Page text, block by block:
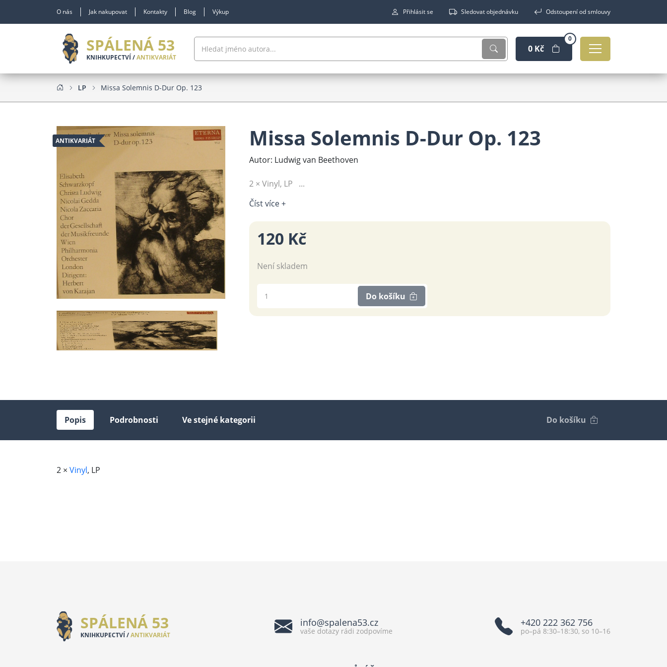
O nás Jak nakupovat Kontakty Blog Výkup Přihlásit se Sledovat objednávku Odstoupení od smlouvy
SPÁLENÁ 53
KNIHKUPECTVÍ /ANTIKVARIÁT
0 Kč
0
LP Missa Solemnis D-Dur Op. 123
ANTIKVARIÁT Missa Solemnis D-Dur Op. 123
Autor: Ludwig van Beethoven
2 × Vinyl, LP ...
Číst více +
120 Kč
Není skladem
Do košíku
Popis Podrobnosti Ve stejné kategorii Do košíku
2 × Vinyl, LP
SPÁLENÁ 53
KNIHKUPECTVÍ /ANTIKVARIÁT
info@spalena53.cz
vaše dotazy rádi zodpovíme
+420 222 362 756
po–pá 8:30–18:30, so 10–16